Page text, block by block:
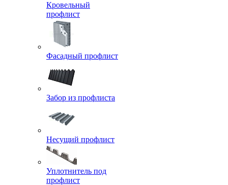
Кровельный
профлист
Фасадный профлист
Забор из профлиста
Несущий профлист
Уплотнитель под
профлист